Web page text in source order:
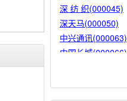
深 纺 织(000045)
深天马(000050)
中兴通讯(000063)
中国长城(000066)